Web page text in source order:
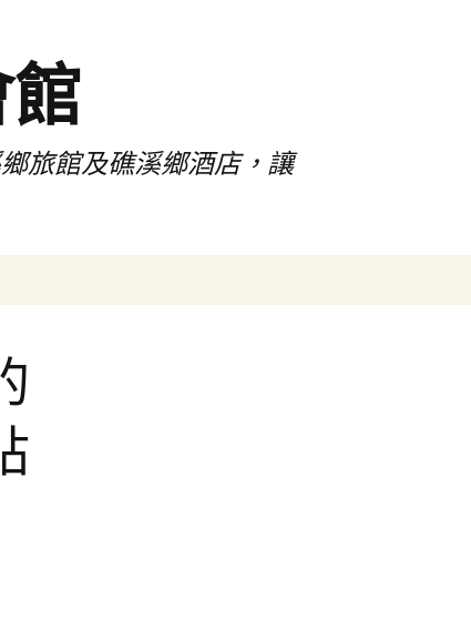
旅館及礁溪鄉酒店，讓